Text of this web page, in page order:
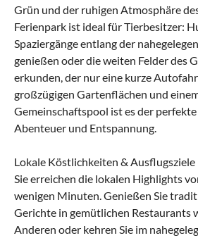
Grün und der ruhigen Atmosphäre
Ferienpark ist ideal für Tierbesitzer:
Spaziergänge entlang der
genießen oder die weiten Felder des
erkunden, der nur eine kurze
großzügigen Gartenflächen und
Gemeinschaftspool ist es der
Abenteuer und Entspannung.
Lokale Köstlichkeiten & Ausflugsziele
Sie erreichen die lokalen Highlights
wenigen Minuten. Genießen Sie
Gerichte in gemütlichen Restaurants
Anderen oder kehren Sie im